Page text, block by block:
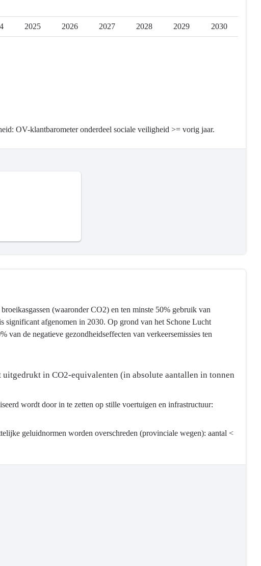
2025 2026 2027 2028 2029 2030
OV-klantbarometer onderdeel sociale veiligheid >= vorig jaar.
(waaronder CO2) en ten minste 50% gebruik van
significant afgenomen in 2030. Op grond van het Schone Lucht
de negatieve gezondheidseffecten van verkeersemissies ten
in CO2-equivalenten (in absolute aantallen in tonnen
wordt door in te zetten op stille voertuigen en infrastructuur:
geluidnormen worden overschreden (provinciale wegen): aantal <